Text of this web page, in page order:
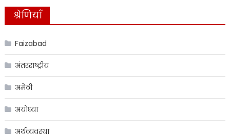
श्रेणियाँ
Faizabad
अंतरराष्ट्रीय
अमेठी
अयोध्या
अर्थव्यवस्था